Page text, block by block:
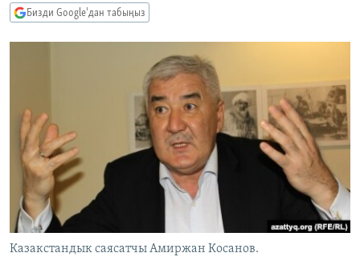
ДАНИСТЕ
ЫҢГАЙСЫЗ СУРООЛОР
Русский
ЭЕ/АРнун бардык сайттары
Бизди Google'дан табыңыз
Казакстандык саясатчы Амиржан Косанов.